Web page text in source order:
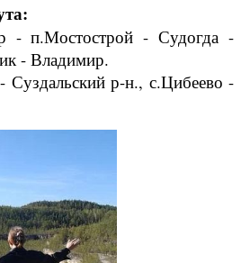
- п.Мостострой - Судогда -
- Владимир.
Суздальский р-н., с.Цибеево -